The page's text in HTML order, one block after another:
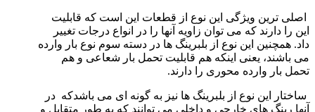
اصلی ترین ویژگی این نوع از قطعات این است که قابلیت
این را دارند که می توان زاویه آنها را در انواع درجات تغییر
داد. همچنین این نوع از بلبرینگ ها در دسته سوم نوع بار وارده
می باشند، یعنی اینکه هم قابلیت تحمل بار شعاعی و هم
تحمل بار وارده محوری را دارند.
ساختار این نوع از بلبرینگ ها نیز به گونه ای می باشدکه در
آنها رینگ های خارجی و داخلی می توانند که به طور متقابل و